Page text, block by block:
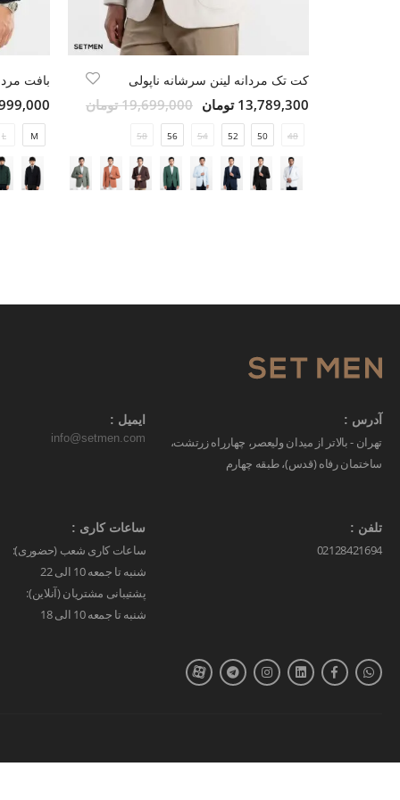
کت تک مردانه لینن سرشانه ناپولی
13,789,300 تومان 19,699,000 تومان
48
50
52
54
56
58
بافت
6,999,000
M
L
آدرس :
تهران - بالاتر از میدان ولیعصر، چهارراه زرتشت،
ساختمان رفاه (قدس)، طبقه چهارم
ایمیل :
info@setmen.com
تلفن :
02128421694
ساعات کاری :
ساعات کاری شعب (حضوری):
شنبه تا جمعه 10 الی 22
پشتیبانی مشتریان (آنلاین):
شنبه تا جمعه 10 الی 18